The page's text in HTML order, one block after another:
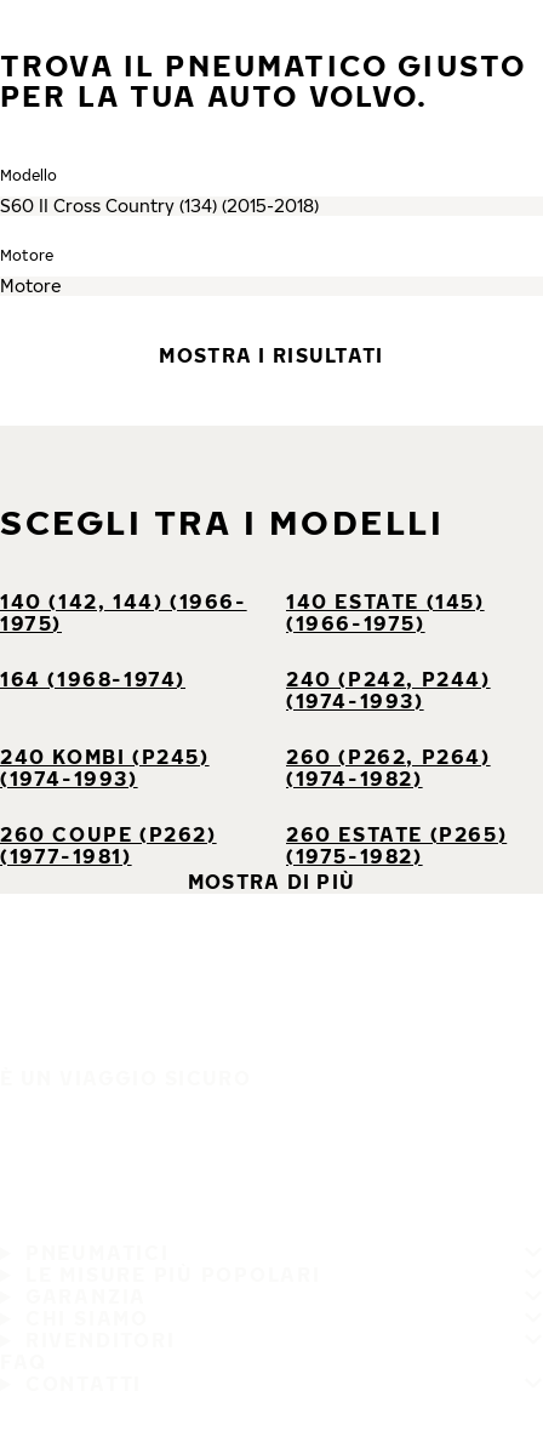
TROVA IL PNEUMATICO GIUSTO
PER LA TUA AUTO VOLVO.
Modello
Motore
MOSTRA I RISULTATI
SCEGLI TRA I MODELLI
140 (142, 144) (1966-
1975)
140 ESTATE (145)
(1966-1975)
164 (1968-1974)
240 (P242, P244)
(1974-1993)
240 KOMBI (P245)
(1974-1993)
260 (P262, P264)
(1974-1982)
260 COUPE (P262)
(1977-1981)
260 ESTATE (P265)
(1975-1982)
MOSTRA DI PIÙ